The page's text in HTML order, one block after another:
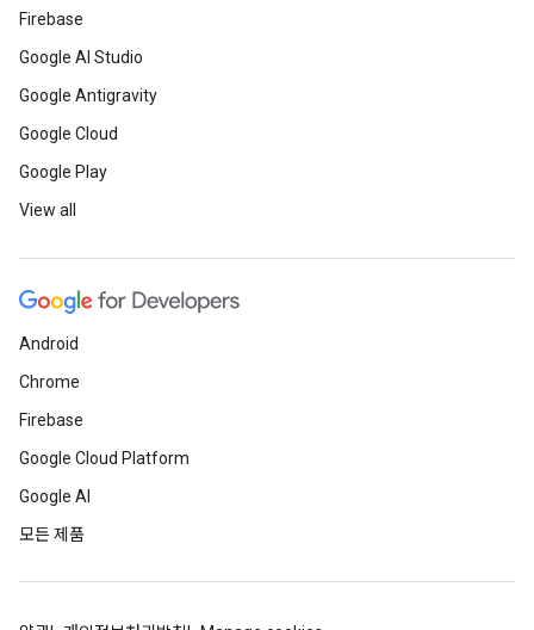
Firebase
Google AI Studio
Google Antigravity
Google Cloud
Google Play
View all
Android
Chrome
Firebase
Google Cloud Platform
Google AI
모든 제품